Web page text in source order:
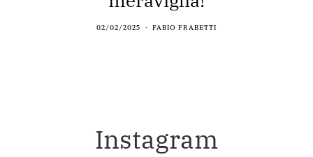
02/02/2025 FABIO FRABETTI
Instagram